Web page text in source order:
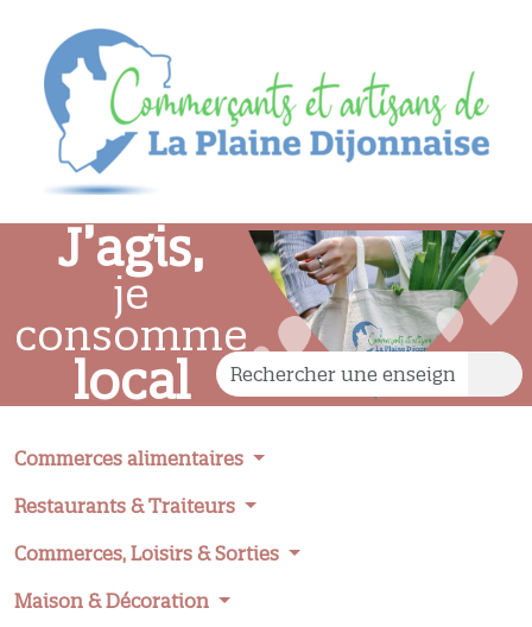
J’agis,
je
consomme
local
Commerces alimentaires
Restaurants & Traiteurs
Commerces, Loisirs & Sorties
Maison & Décoration